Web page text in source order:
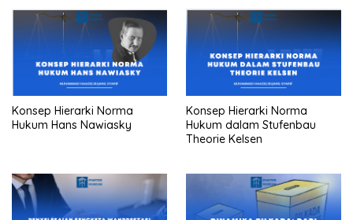
Konsep Hierarki Norma
Hukum Hans Nawiasky
Konsep Hierarki Norma
Hukum dalam Stufenbau
Theorie Kelsen